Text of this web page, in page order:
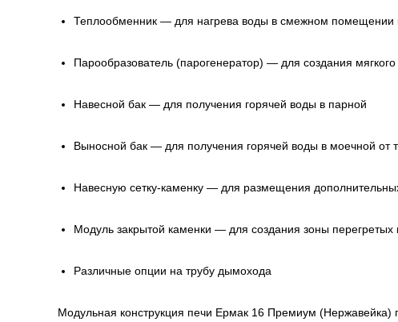
Теплообменник — для нагрева воды в смежном помещении
Парообразователь (парогенератор) — для создания
Навесной бак — для получения горячей воды в парной
Выносной бак — для получения горячей воды в моечной от
Навесную сетку-каменку — для размещения
Модуль закрытой каменки — для создания зоны перегретых
Различные опции на трубу дымохода
Модульная конструкция печи Ермак 16 Премиум (Нержавейка)